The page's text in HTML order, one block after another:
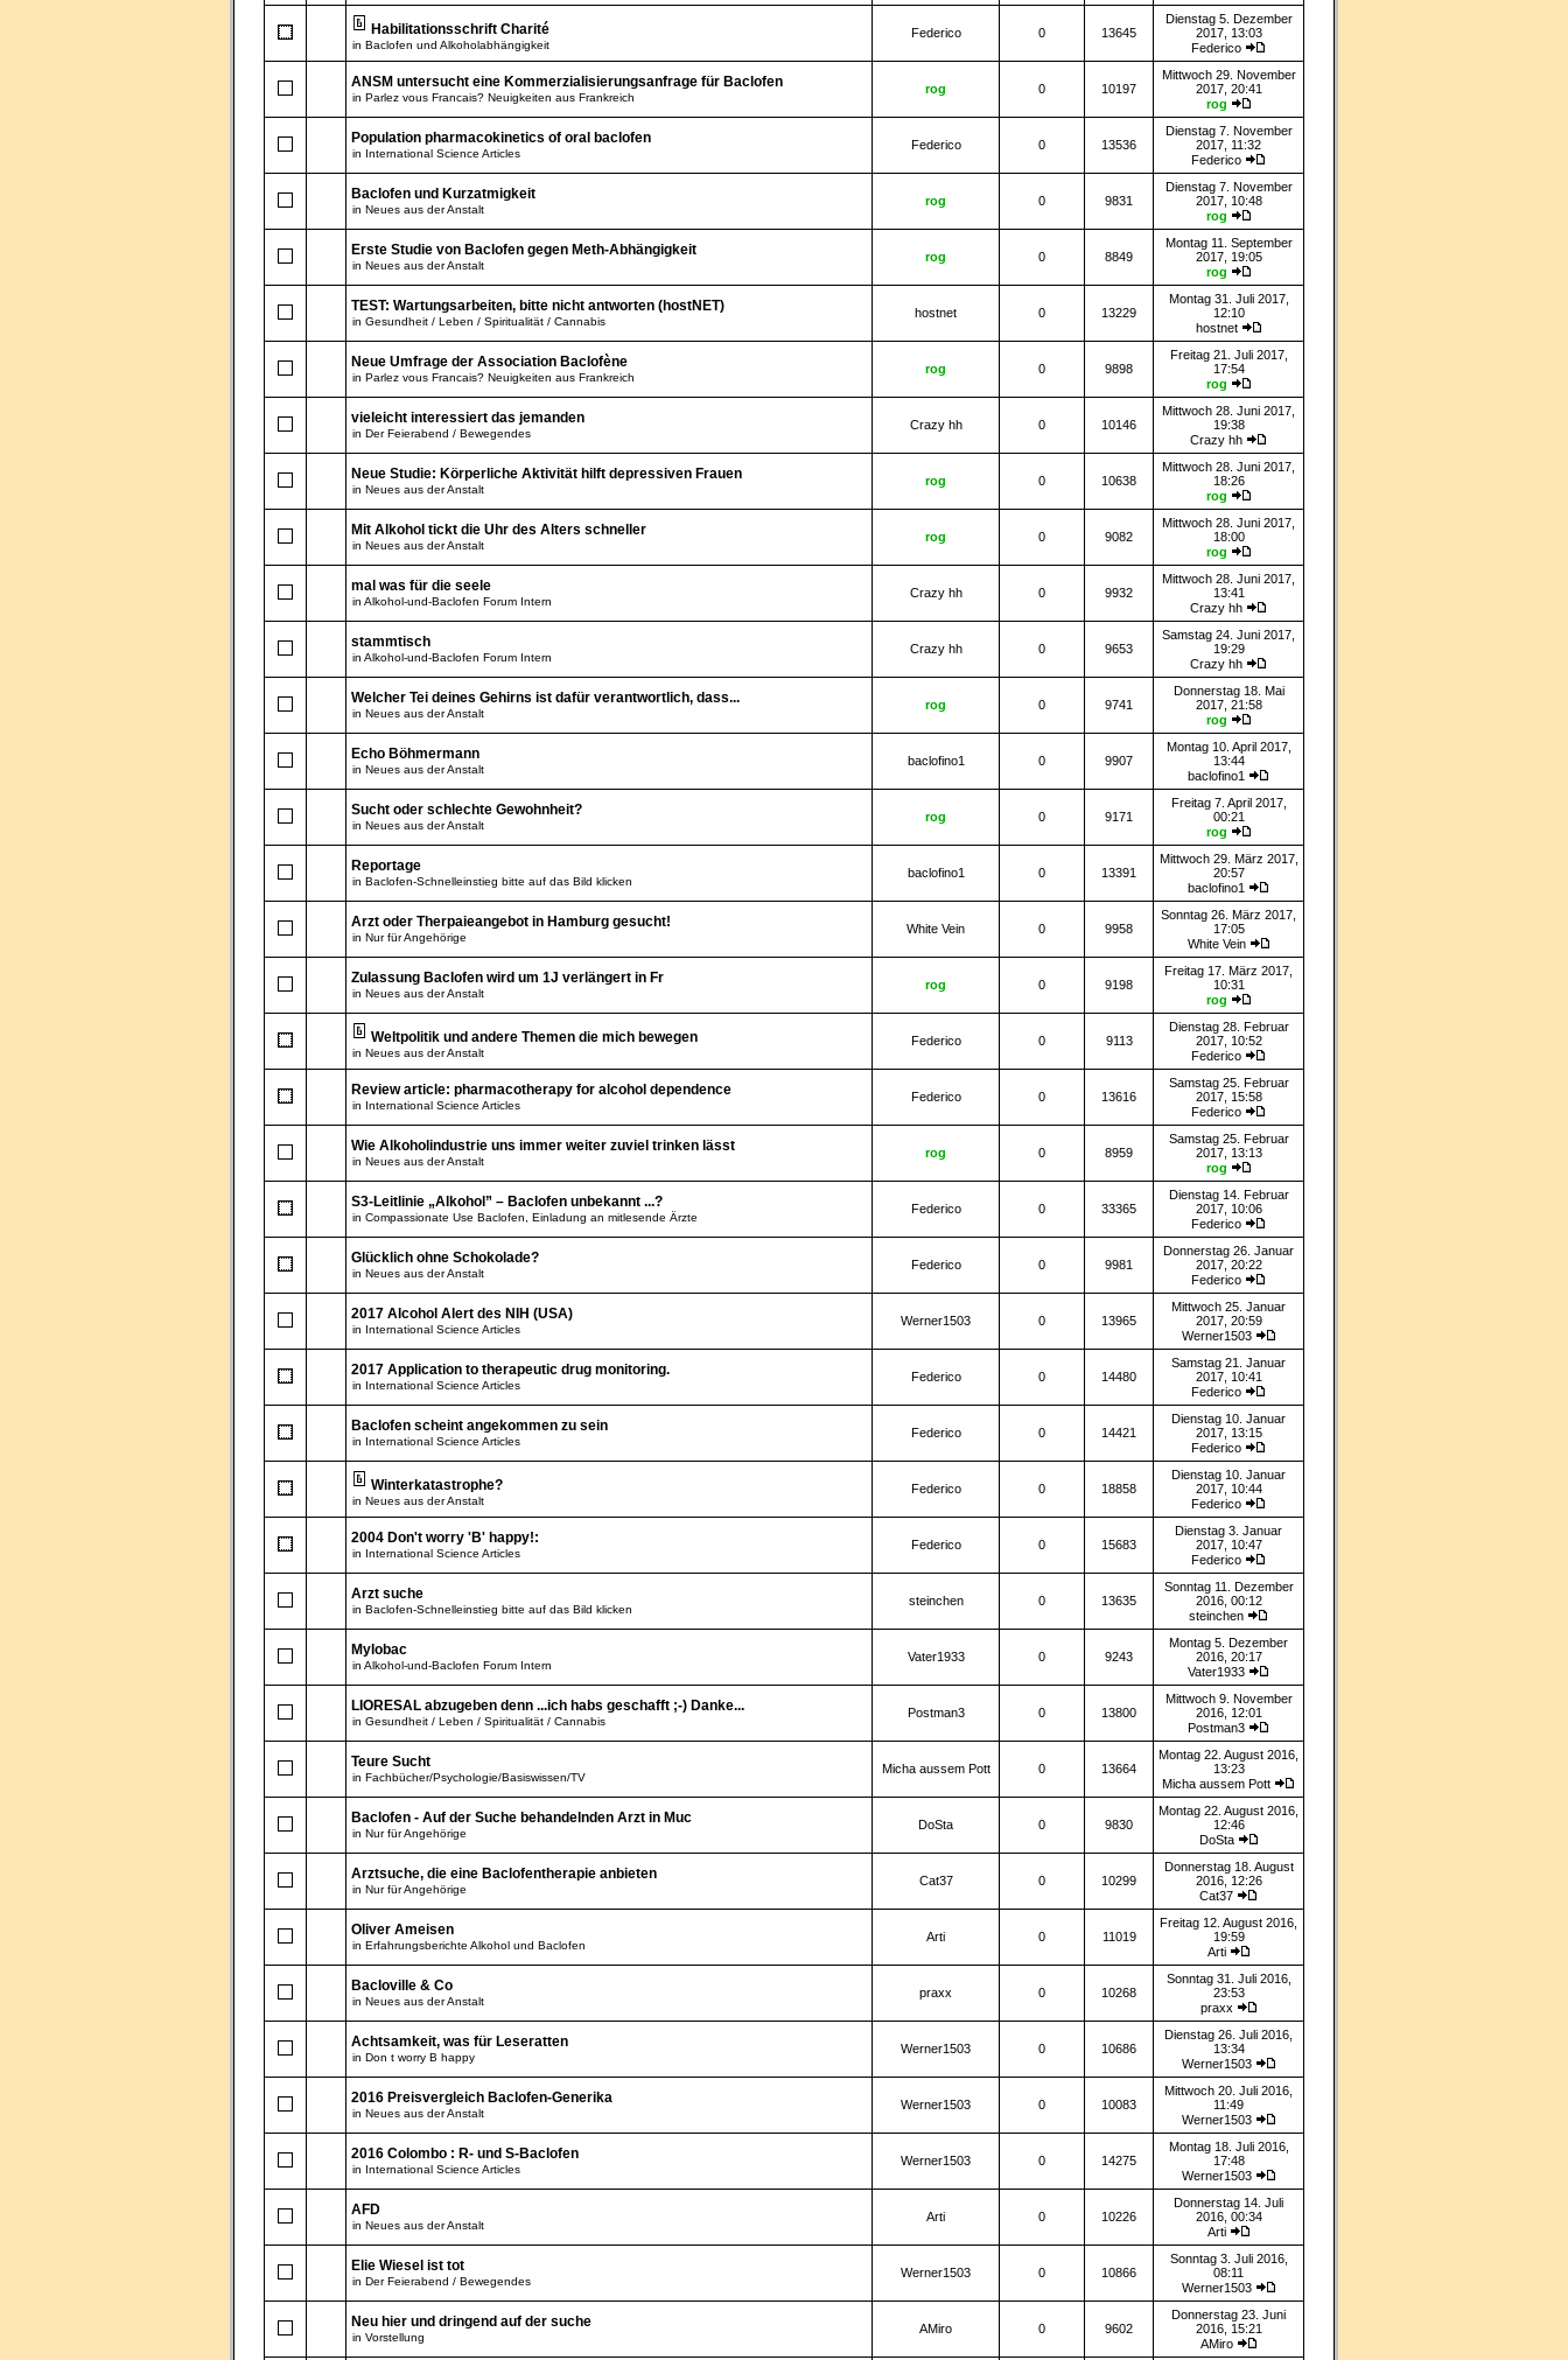
Habilitationsschrift Charité
in Baclofen und Alkoholabhängigkeit
Federico 0 13645
Dienstag 5. Dezember
2017, 13:03
Federico
ANSM untersucht eine Kommerzialisierungsanfrage für Baclofen
in Parlez vous Francais? Neuigkeiten aus Frankreich
rog 0 10197
Mittwoch 29. November
2017, 20:41
rog
Population pharmacokinetics of oral baclofen
in International Science Articles
Federico 0 13536
Dienstag 7. November
2017, 11:32
Federico
Baclofen und Kurzatmigkeit
in Neues aus der Anstalt
rog 0 9831
Dienstag 7. November
2017, 10:48
rog
Erste Studie von Baclofen gegen Meth-Abhängigkeit
in Neues aus der Anstalt
rog 0 8849
Montag 11. September
2017, 19:05
rog
TEST: Wartungsarbeiten, bitte nicht antworten (hostNET)
in Gesundheit / Leben / Spiritualität / Cannabis
hostnet 0 13229
Montag 31. Juli 2017,
12:10
hostnet
Neue Umfrage der Association Baclofène
in Parlez vous Francais? Neuigkeiten aus Frankreich
rog 0 9898
Freitag 21. Juli 2017,
17:54
rog
vieleicht interessiert das jemanden
in Der Feierabend / Bewegendes
Crazy hh 0 10146
Mittwoch 28. Juni 2017,
19:38
Crazy hh
Neue Studie: Körperliche Aktivität hilft depressiven Frauen
in Neues aus der Anstalt
rog 0 10638
Mittwoch 28. Juni 2017,
18:26
rog
Mit Alkohol tickt die Uhr des Alters schneller
in Neues aus der Anstalt
rog 0 9082
Mittwoch 28. Juni 2017,
18:00
rog
mal was für die seele
in Alkohol-und-Baclofen Forum Intern
Crazy hh 0 9932
Mittwoch 28. Juni 2017,
13:41
Crazy hh
stammtisch
in Alkohol-und-Baclofen Forum Intern
Crazy hh 0 9653
Samstag 24. Juni 2017,
19:29
Crazy hh
Welcher Tei deines Gehirns ist dafür verantwortlich, dass...
in Neues aus der Anstalt
rog 0 9741
Donnerstag 18. Mai
2017, 21:58
rog
Echo Böhmermann
in Neues aus der Anstalt
baclofino1 0 9907
Montag 10. April 2017,
13:44
baclofino1
Sucht oder schlechte Gewohnheit?
in Neues aus der Anstalt
rog 0 9171
Freitag 7. April 2017,
00:21
rog
Reportage
in Baclofen-Schnelleinstieg bitte auf das Bild klicken
baclofino1 0 13391
Mittwoch 29. März 2017,
20:57
baclofino1
Arzt oder Therpaieangebot in Hamburg gesucht!
in Nur für Angehörige
White Vein 0 9958
Sonntag 26. März 2017,
17:05
White Vein
Zulassung Baclofen wird um 1J verlängert in Fr
in Neues aus der Anstalt
rog 0 9198
Freitag 17. März 2017,
10:31
rog
Weltpolitik und andere Themen die mich bewegen
in Neues aus der Anstalt
Federico 0 9113
Dienstag 28. Februar
2017, 10:52
Federico
Review article: pharmacotherapy for alcohol dependence
in International Science Articles
Federico 0 13616
Samstag 25. Februar
2017, 15:58
Federico
Wie Alkoholindustrie uns immer weiter zuviel trinken lässt
in Neues aus der Anstalt
rog 0 8959
Samstag 25. Februar
2017, 13:13
rog
S3-Leitlinie „Alkohol” – Baclofen unbekannt ...?
in Compassionate Use Baclofen, Einladung an mitlesende Ärzte
Federico 0 33365
Dienstag 14. Februar
2017, 10:06
Federico
Glücklich ohne Schokolade?
in Neues aus der Anstalt
Federico 0 9981
Donnerstag 26. Januar
2017, 20:22
Federico
2017 Alcohol Alert des NIH (USA)
in International Science Articles
Werner1503 0 13965
Mittwoch 25. Januar
2017, 20:59
Werner1503
2017 Application to therapeutic drug monitoring.
in International Science Articles
Federico 0 14480
Samstag 21. Januar
2017, 10:41
Federico
Baclofen scheint angekommen zu sein
in International Science Articles
Federico 0 14421
Dienstag 10. Januar
2017, 13:15
Federico
Winterkatastrophe?
in Neues aus der Anstalt
Federico 0 18858
Dienstag 10. Januar
2017, 10:44
Federico
2004 Don't worry 'B' happy!:
in International Science Articles
Federico 0 15683
Dienstag 3. Januar
2017, 10:47
Federico
Arzt suche
in Baclofen-Schnelleinstieg bitte auf das Bild klicken
steinchen 0 13635
Sonntag 11. Dezember
2016, 00:12
steinchen
Mylobac
in Alkohol-und-Baclofen Forum Intern
Vater1933 0 9243
Montag 5. Dezember
2016, 20:17
Vater1933
LIORESAL abzugeben denn ...ich habs geschafft ;-) Danke...
in Gesundheit / Leben / Spiritualität / Cannabis
Postman3 0 13800
Mittwoch 9. November
2016, 12:01
Postman3
Teure Sucht
in Fachbücher/Psychologie/Basiswissen/TV
Micha aussem Pott 0 13664
Montag 22. August 2016,
13:23
Micha aussem Pott
Baclofen - Auf der Suche behandelnden Arzt in Muc
in Nur für Angehörige
DoSta 0 9830
Montag 22. August 2016,
12:46
DoSta
Arztsuche, die eine Baclofentherapie anbieten
in Nur für Angehörige
Cat37 0 10299
Donnerstag 18. August
2016, 12:26
Cat37
Oliver Ameisen
in Erfahrungsberichte Alkohol und Baclofen
Arti 0 11019
Freitag 12. August 2016,
19:59
Arti
Bacloville & Co
in Neues aus der Anstalt
praxx 0 10268
Sonntag 31. Juli 2016,
23:53
praxx
Achtsamkeit, was für Leseratten
in Don t worry B happy
Werner1503 0 10686
Dienstag 26. Juli 2016,
13:34
Werner1503
2016 Preisvergleich Baclofen-Generika
in Neues aus der Anstalt
Werner1503 0 10083
Mittwoch 20. Juli 2016,
11:49
Werner1503
2016 Colombo : R- und S-Baclofen
in International Science Articles
Werner1503 0 14275
Montag 18. Juli 2016,
17:48
Werner1503
AFD
in Neues aus der Anstalt
Arti 0 10226
Donnerstag 14. Juli
2016, 00:34
Arti
Elie Wiesel ist tot
in Der Feierabend / Bewegendes
Werner1503 0 10866
Sonntag 3. Juli 2016,
08:11
Werner1503
Neu hier und dringend auf der suche
in Vorstellung
AMiro 0 9602
Donnerstag 23. Juni
2016, 15:21
AMiro